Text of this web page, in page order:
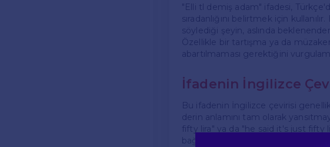
"Elli tl demiş adam" ifadesi,
sıradanlığını belirtmek için
söylediği şeyin, aslında
Özellikle bir tartışma ya da
abartılmaması gerektiğini
İfadenin İngilizce
Bu ifadenin İngilizce çevirisi
derin anlamını tam olarak
fifty lira" ya da "he said it's just fifty
bağlamı daha iyi aktarılmış olur.